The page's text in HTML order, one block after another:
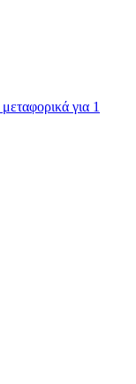
για 1